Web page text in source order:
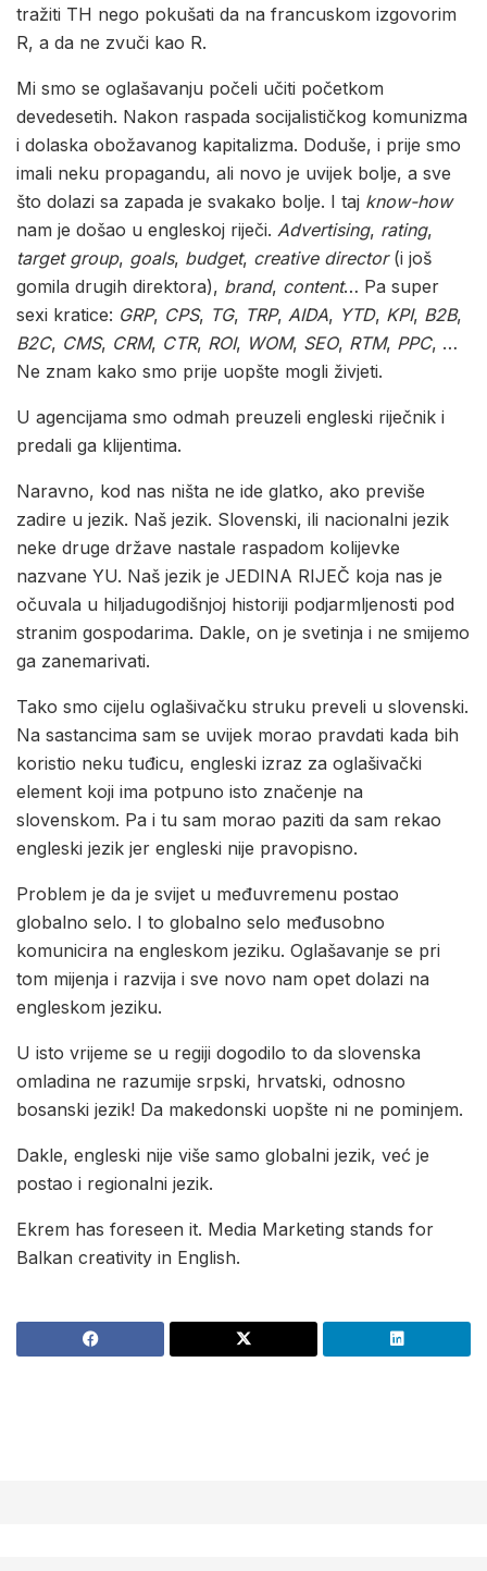
tražiti TH nego pokušati da na francuskom izgovorim
R, a da ne zvuči kao R.
Mi smo se oglašavanju počeli učiti početkom
devedesetih. Nakon raspada socijalističkog komunizma
i dolaska obožavanog kapitalizma. Doduše, i prije smo
imali neku propagandu, ali novo je uvijek bolje, a sve
što dolazi sa zapada je svakako bolje. I taj know-how
nam je došao u engleskoj riječi. Advertising, rating,
target group, goals, budget, creative director(i još
gomila drugih direktora), brand, content… Pa super
sexi kratice: GRP, CPS, TG, TRP, AIDA, YTD, KPI, B2B,
B2C, CMS, CRM, CTR, ROI, WOM, SEO, RTM, PPC, …
Ne znam kako smo prije uopšte mogli živjeti.
U agencijama smo odmah preuzeli engleski riječnik i
predali ga klijentima.
Naravno, kod nas ništa ne ide glatko, ako previše
zadire u jezik. Naš jezik. Slovenski, ili nacionalni jezik
neke druge države nastale raspadom kolijevke
nazvane YU. Naš jezik je JEDINA RIJEČ koja nas je
očuvala u hiljadugodišnjoj historiji podjarmljenosti pod
stranim gospodarima. Dakle, on je svetinja i ne smijemo
ga zanemarivati.
Tako smo cijelu oglašivačku struku preveli u slovenski.
Na sastancima sam se uvijek morao pravdati kada bih
koristio neku tuđicu, engleski izraz za oglašivački
element koji ima potpuno isto značenje na
slovenskom. Pa i tu sam morao paziti da sam rekao
engleski jezik jer engleski nije pravopisno.
Problem je da je svijet u međuvremenu postao
globalno selo. I to globalno selo međusobno
komunicira na engleskom jeziku. Oglašavanje se pri
tom mijenja i razvija i sve novo nam opet dolazi na
engleskom jeziku.
U isto vrijeme se u regiji dogodilo to da slovenska
omladina ne razumije srpski, hrvatski, odnosno
bosanski jezik! Da makedonski uopšte ni ne pominjem.
Dakle, engleski nije više samo globalni jezik, već je
postao i regionalni jezik.
Ekrem has foreseen it. Media Marketing stands for
Balkan creativity in English.